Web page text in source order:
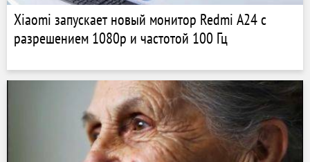
Xiaomi запускает новый монитор Redmi A24 с
разрешением 1080p и частотой 100 Гц